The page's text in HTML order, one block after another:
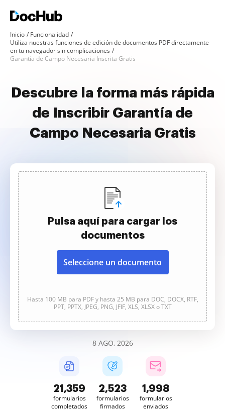
Inicio
Funcionalidad
Utiliza nuestras funciones de edición de documentos PDF directamente
en tu navegador sin complicaciones
Garantía de Campo Necesaria Inscrita Gratis
Descubre la forma más rápida
de Inscribir Garantía de
Campo Necesaria Gratis
Pulsa aquí para cargar los
documentos
Seleccione un documento
Hasta 100 MB para PDF y hasta 25 MB para DOC, DOCX, RTF,
PPT, PPTX, JPEG, PNG, JFIF, XLS, XLSX o TXT
8 AGO, 2026
21,360
formularios
completados
2,523
formularios
firmados
1,998
formularios
enviados